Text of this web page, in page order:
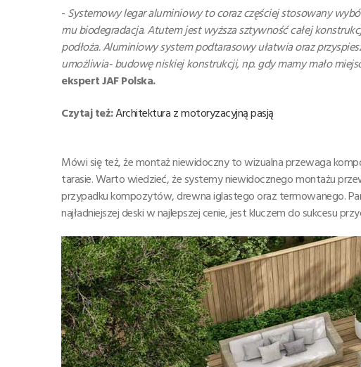
- Systemowy legar aluminiowy to coraz częściej stosowany
mu biodegradacja. Atutem jest wyższa sztywność całej
podłoża. Aluminiowy system podtarasowy ułatwia oraz
umożliwia- budowę niskiej konstrukcji, np. gdy mamy mało
ekspert JAF Polska.
Czytaj też:Architektura z motoryzacyjną pasją
Mówi się też, że montaż niewidoczny to wizualna przewaga
tarasie. Warto wiedzieć, że systemy niewidocznego montażu
przypadku kompozytów, drewna iglastego oraz termowanego.
najładniejszej deski w najlepszej cenie, jest kluczem do sukcesu